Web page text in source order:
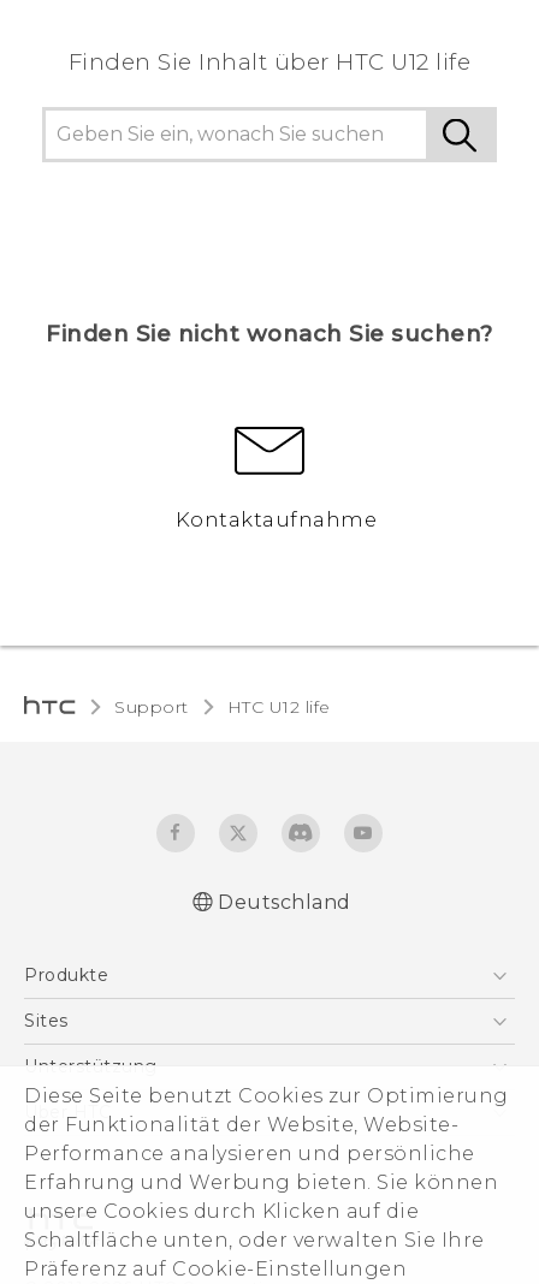
Diese Seite benutzt Cookies zur Optimierung
der Funktionalität der Website, Website-
Performance analysieren und persönliche
Erfahrung und Werbung bieten. Sie können
unsere Cookies durch Klicken auf die
Schaltfläche unten, oder verwalten Sie Ihre
Präferenz auf Cookie-Einstellungen
Finden Sie Inhalt über‎ HTC U12 life
Finden Sie nicht wonach Sie suchen?
Kontaktaufnahme
Support HTC U12 life‎
behördliche Bestimmungen
English - Quick start guide
English - User manual
English - Safety and regulatory guide
Deutschland
Produkte
Smartphones
VIVE
Zubehör
Sites
HTC Dev
HTC Vive
Unterstützung
Unterstützung
eCommerce Support
Über HTC
ESG
Impressum
Investor
Cookie Preferences